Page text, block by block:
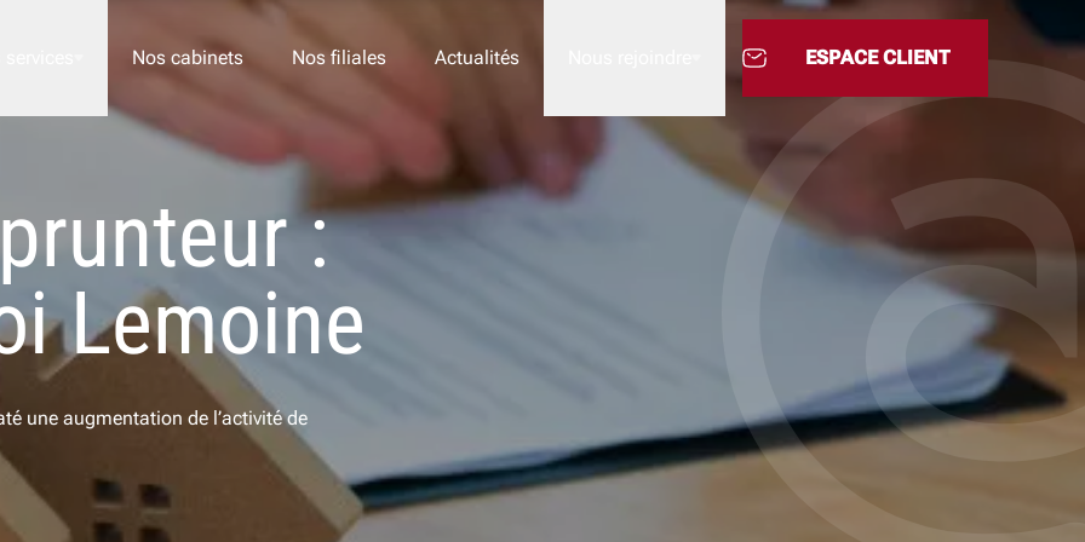
Nos offres
Acom RH
Acom HCR
Acom Finance
Nos cabinets Nos filiales Actualités ESPACE CLIENT
:
Lemoine
une augmentation de l’activité de